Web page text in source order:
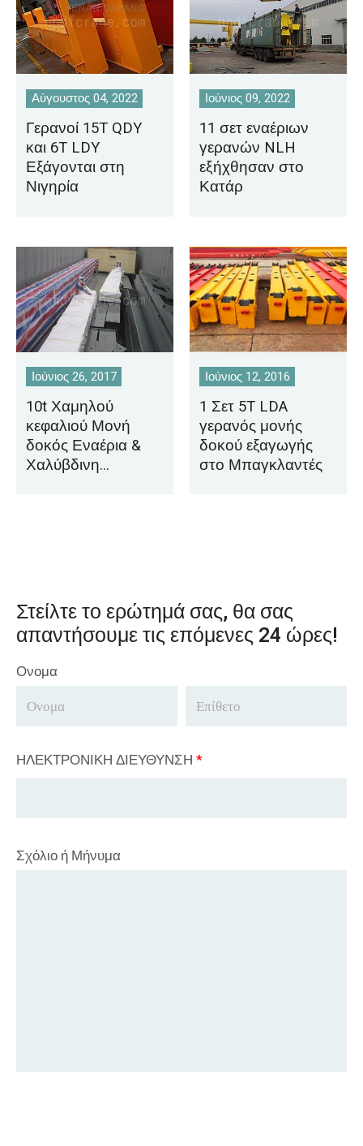
Αύγουστος 04, 2022
Γερανοί 15T QDY
και 6T LDY
Εξάγονται στη
Νιγηρία
Ιούνιος 09, 2022
11 σετ εναέριων
γερανών NLH
εξήχθησαν στο
Κατάρ
Ιούνιος 26, 2017
10t Χαμηλού
κεφαλιού Μονή
δοκός Εναέρια &
Χαλύβδινη
Ιούνιος 12, 2016
1 Σετ 5T LDA
γερανός μονής
δοκού εξαγωγής
στο Μπαγκλαντές
Στείλτε το ερώτημά σας, θα σας
απαντήσουμε τις επόμενες 24 ώρες!
Ονομα
ΗΛΕΚΤΡΟΝΙΚΗ ΔΙΕΥΘΥΝΣΗ *
Σχόλιο ή Μήνυμα